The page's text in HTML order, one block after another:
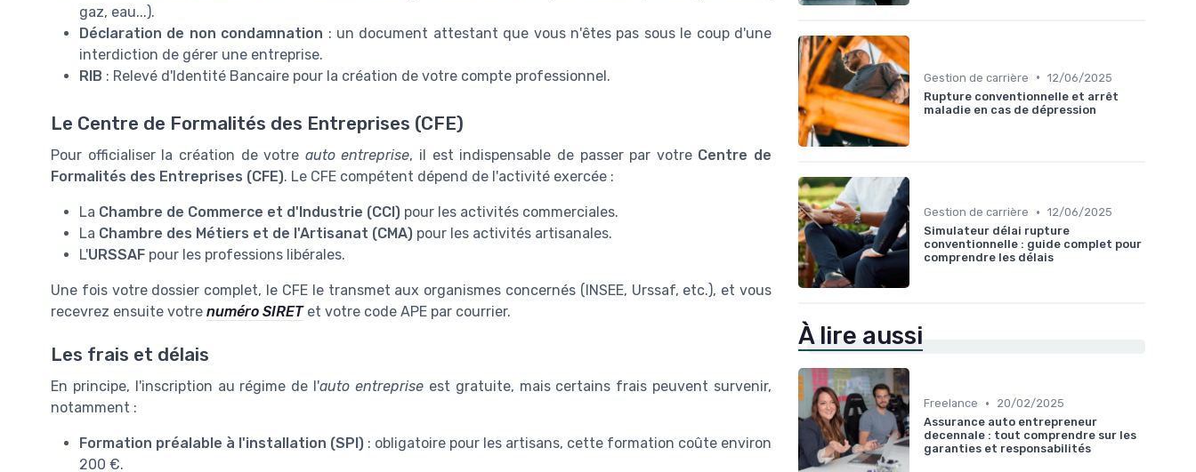
gaz, eau...).
Déclaration de non condamnation : un document attestant que vous n'êtes pas sous le coup d'une
interdiction de gérer une entreprise.
RIB : Relevé d'Identité Bancaire pour la création de votre compte professionnel.
Le Centre de Formalités des Entreprises (CFE)
Pour officialiser la création de votre auto entreprise, il est indispensable de passer par votre Centre de
Formalités des Entreprises (CFE). Le CFE compétent dépend de l'activité exercée :
La Chambre de Commerce et d'Industrie (CCI) pour les activités commerciales.
La Chambre des Métiers et de l'Artisanat (CMA) pour les activités artisanales.
L'URSSAF pour les professions libérales.
Une fois votre dossier complet, le CFE le transmet aux organismes concernés (INSEE, Urssaf, etc.), et vous
recevrez ensuite votre numéro SIRETet votre code APE par courrier.
Les frais et délais
En principe, l'inscription au régime de l'auto entreprise est gratuite, mais certains frais peuvent survenir,
notamment :
Formation préalable à l'installation (SPI) : obligatoire pour les artisans, cette formation coûte environ
200 €.
Gestion de carrière • 12/06/2025
Rupture conventionnelle et arrêt
maladie en cas de dépression
Gestion de carrière • 12/06/2025
Simulateur délai rupture
conventionnelle : guide complet pour
comprendre les délais
À lire aussi
Freelance •
20/02/2025
Assurance auto entrepreneur
decennale : tout comprendre sur les
garanties et responsabilités